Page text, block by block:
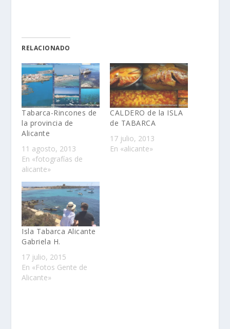
RELACIONADO
Tabarca-Rincones de
la provincia de
Alicante
11 agosto, 2013
En «fotografías de
alicante»
CALDERO de la ISLA
de TABARCA
17 julio, 2013
En «alicante»
Isla Tabarca Alicante
Gabriela H.
17 julio, 2015
En «Fotos Gente de
Alicante»